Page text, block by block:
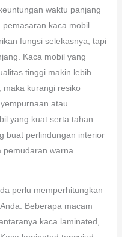
waktu panjang
kaca mobil
fungsi selekasnya, tapi
Kaca mobil yang
tinggi makin lebih
kurangi resiko
atau
yang kuat serta tahan
buat perlindungan interior
warna.
perlu memperhitungkan
Beberapa macam
kaca laminated,